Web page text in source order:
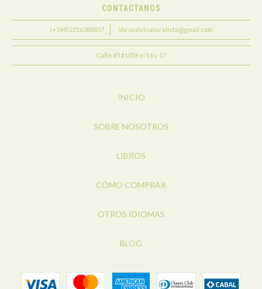
CONTACTANOS
(+549)2216388857 librosdelnaturalista@gmail.com
Calle 45 #1056 e/16 y 17
INICIO
SOBRE NOSOTROS
LIBROS
CÓMO COMPRAR
OTROS IDIOMAS
BLOG